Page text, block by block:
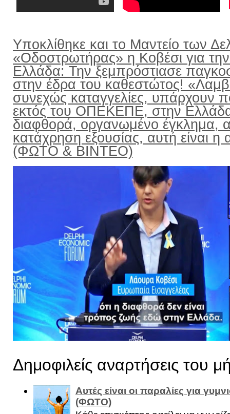
Υποκλίθηκε και το Μαντείο των
«Οδοστρωτήρας» η Κοβέσι για
Ελλάδα: Την ξεμπρόστιασε
στην έδρα του καθεστώτος!
συνεχώς καταγγελίες, υπάρχουν
εκτός του ΟΠΕΚΕΠΕ, στην
διαφθορά, οργανωμένο έγκλημα,
κατάχρηση εξουσίας, αυτή είναι η
(ΦΩΤΟ & ΒΙΝΤΕΟ)
Δημοφιλείς αναρτήσεις του
Αυτές είναι οι παραλίες για
(ΦΩΤΟ)